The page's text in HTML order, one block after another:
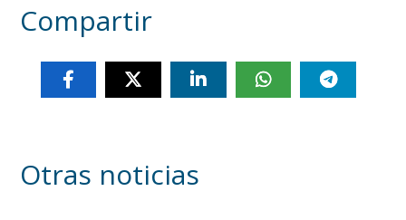
Compartir
Otras noticias